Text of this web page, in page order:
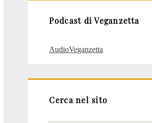
Podcast di Veganzetta
AudioVeganzetta
Cerca nel sito